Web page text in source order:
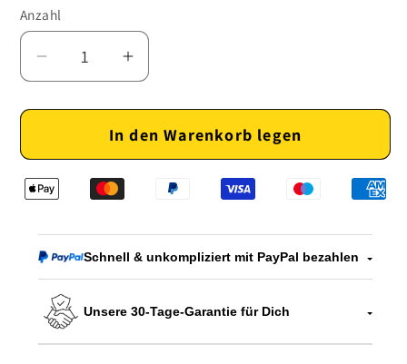
Anzahl
Verringere
Menge
Multifunktionaler
Getreidebehälter
Frische
und
Ordnung
für
Ihre
Küche
Erhöhe
Menge
für
Multifunktionaler
Getreidebehälter
Frische
und
Ordnung
für
Küche
In den Warenkorb legen
Schnell & unkompliziert mit PayPal bezahlen
Unsere 30-Tage-Garantie für Dich